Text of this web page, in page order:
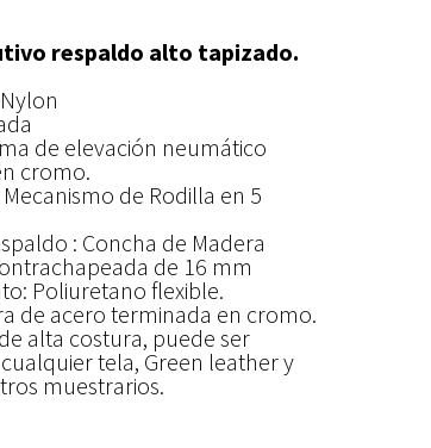
respaldo alto tapizado.
de elevación neumático
cromo.
de Rodilla en 5
: Concha de Madera
de 16 mm
Poliuretano flexible.
de acero terminada en cromo.
alta costura, puede ser
tela, Green leather y
muestrarios.